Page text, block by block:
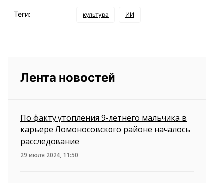
Теги: культура ИИ
Лента новостей
По факту утопления 9-летнего мальчика в
карьере Ломоносовского районе началось
расследование
29 июля 2024, 11:50